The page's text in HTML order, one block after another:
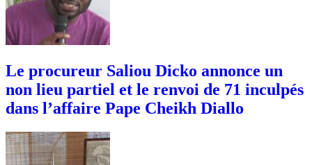
Le procureur Saliou Dicko annonce un
non lieu partiel et le renvoi de 71 inculpés
dans l’affaire Pape Cheikh Diallo